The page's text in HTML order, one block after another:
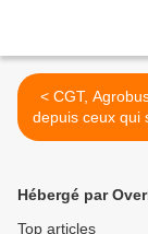
< CGT, Agrobusiness : vu
depuis ceux qui
abattages et
Hébergé par
Top articles